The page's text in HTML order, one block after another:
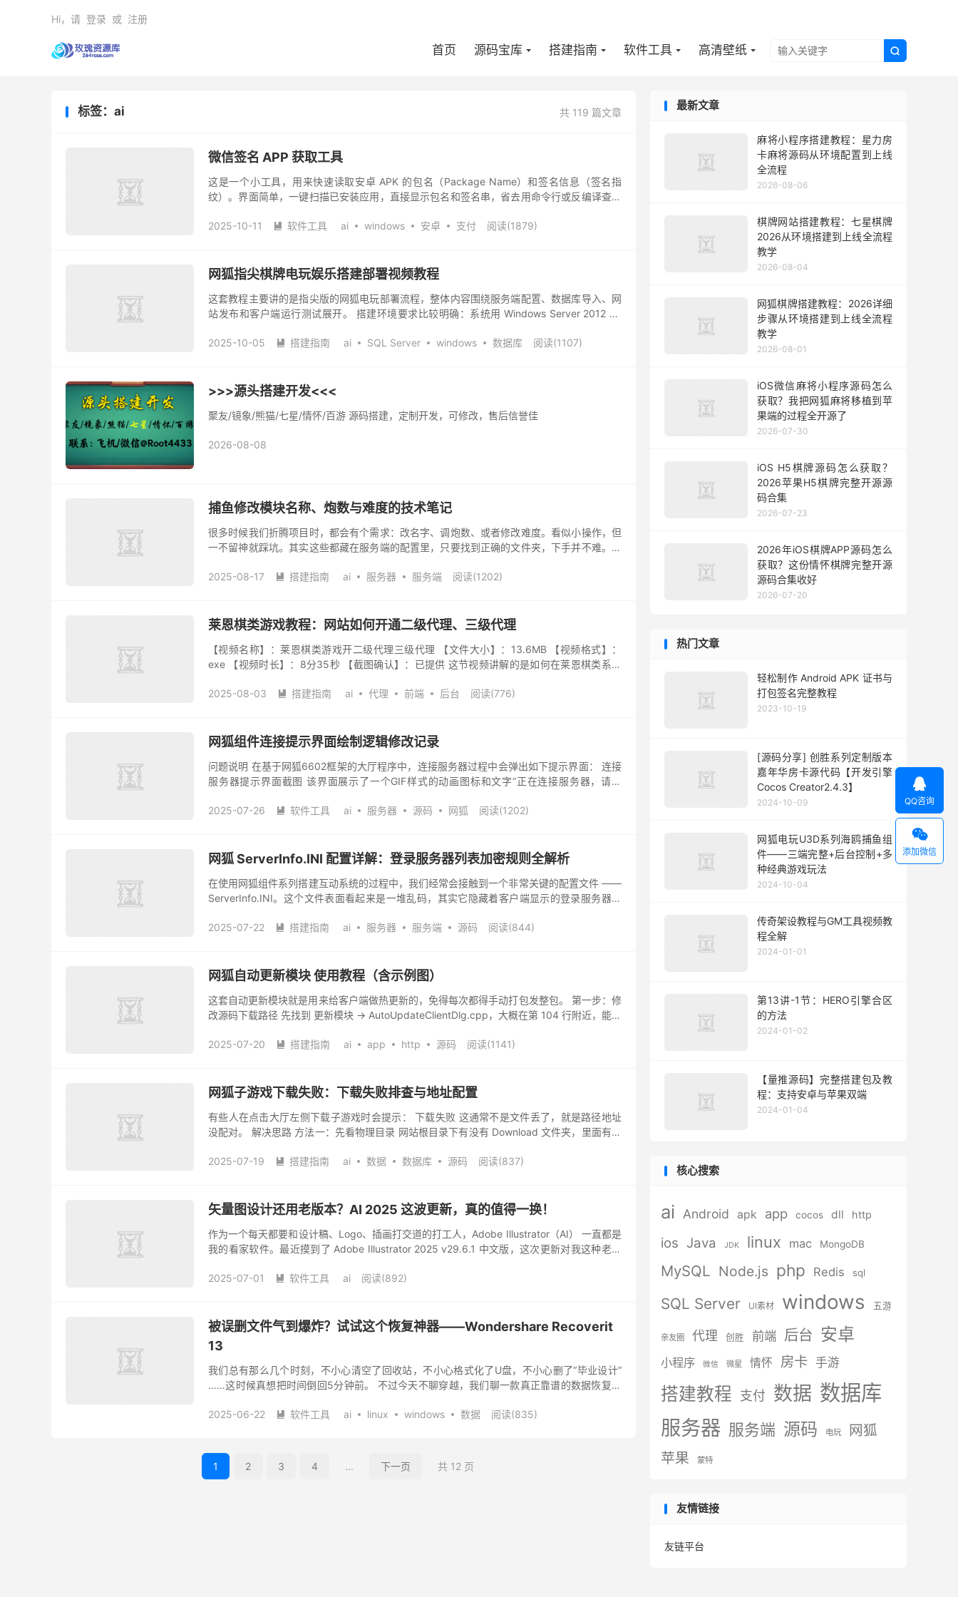

首页 源码宝库 搭建指南 软件工具 高清壁纸
Hi，请 登录 或 注册
共 119 篇文章
标签：ai
微信签名 APP 获取工具
这是一个小工具，用来快速读取安卓 APK 的包名（Package Name）和签名信息（签名指
纹）。界面简单，一键扫描已安装应用，直接显示包名和签名串，省去用命令行或反编译查找
2025-10-11
 软件工具 ai windows 安卓 支付 阅读(1879)
网狐指尖棋牌电玩娱乐搭建部署视频教程
这套教程主要讲的是指尖版的网狐电玩部署流程，整体内容围绕服务端配置、数据库导入、网
站发布和客户端运行测试展开。 搭建环境要求比较明确：系统用 Windows Server 2012 R2
2025-10-05
 搭建指南 ai SQL Server windows 数据库 阅读(1107)
>>>源头搭建开发<<<
聚友/镜象/熊猫/七星/情怀/百游 源码搭建，定制开发，可修改，售后信誉佳
2026-08-08
捕鱼修改模块名称、炮数与难度的技术笔记
很多时候我们折腾项目时，都会有个需求：改名字、调炮数、或者修改难度。看似小操作，但
一不留神就踩坑。其实这些都藏在服务端的配置里，只要找到正确的文件夹，下手并不难。下
2025-08-17
 搭建指南 ai 服务器 服务端 阅读(1202)
莱恩棋类游戏教程：网站如何开通二级代理、三级代理
【视频名称】：莱恩棋类游戏开二级代理三级代理 【文件大小】：13.6MB 【视频格式】：
exe 【视频时长】：8分35秒 【截图确认】：已提供 这节视频讲解的是如何在莱恩棋类系统
2025-08-03
 搭建指南 ai 代理 前端 后台 阅读(776)
网狐组件连接提示界面绘制逻辑修改记录
问题说明 在基于网狐6602框架的大厅程序中，连接服务器过程中会弹出如下提示界面： 连接
服务器提示界面截图 该界面展示了一个GIF样式的动画图标和文字“正在连接服务器，请稍
2025-07-26
 软件工具 ai 服务器 源码 网狐 阅读(1202)
网狐 ServerInfo.INI 配置详解：登录服务器列表加密规则全解析
在使用网狐组件系列搭建互动系统的过程中，我们经常会接触到一个非常关键的配置文件 ——
ServerInfo.INI。这个文件表面看起来是一堆乱码，其实它隐藏着客户端显示的登录服务器信
2025-07-22
 搭建指南 ai 服务器 服务端 源码 阅读(844)
网狐自动更新模块 使用教程（含示例图）
这套自动更新模块就是用来给客户端做热更新的，免得每次都得手动打包发整包。 第一步：修
改源码下载路径 先找到 更新模块 → AutoUpdateClientDlg.cpp，大概在第 104 行附近，能看
2025-07-20
 搭建指南 ai app http 源码 阅读(1141)
网狐子游戏下载失败：下载失败排查与地址配置
有些人在点击大厅左侧下载子游戏时会提示： 下载失败 这通常不是文件丢了，就是路径地址
没配对。 解决思路 方法一：先看物理目录 网站根目录下有没有 Download 文件夹，里面有没
2025-07-19
 搭建指南 ai 数据 数据库 源码 阅读(837)
矢量图设计还用老版本？AI 2025 这波更新，真的值得一换！
作为一个每天都要和设计稿、Logo、插画打交道的打工人，Adobe Illustrator（AI） 一直都是
我的看家软件。最近摸到了 Adobe Illustrator 2025 v29.6.1 中文版，这次更新对我这种老用
2025-07-01
 软件工具 ai 阅读(892)
被误删文件气到爆炸？试试这个恢复神器——Wondershare Recoverit
13
我们总有那么几个时刻，不小心清空了回收站，不小心格式化了U盘，不小心删了“毕业设计”
……这时候真想把时间倒回5分钟前。 不过今天不聊穿越，我们聊一款真正靠谱的数据恢复工
2025-06-22
 软件工具 ai linux windows 数据 阅读(835)
1 2 3 4 ... 下一页 共 12 页
最新文章
麻将小程序搭建教程：星力房
卡麻将源码从环境配置到上线
全流程
2026-08-06
棋牌网站搭建教程：七星棋牌
2026从环境搭建到上线全流程
教学
2026-08-04
网狐棋牌搭建教程：2026详细
步骤从环境搭建到上线全流程
教学
2026-08-01
iOS微信麻将小程序源码怎么
获取？我把网狐麻将移植到苹
果端的过程全开源了
2026-07-30
iOS H5棋牌源码怎么获取？
2026苹果H5棋牌完整开源源
码合集
2026-07-23
2026年iOS棋牌APP源码怎么
获取？这份情怀棋牌完整开源
源码合集收好
2026-07-20
热门文章
轻松制作 Android APK 证书与
打包签名完整教程
2023-10-19
[源码分享] 创胜系列定制版本
嘉年华房卡源代码【开发引擎
Cocos Creator2.4.3】
2024-10-09
网狐电玩U3D系列海鸥捕鱼组
件——三端完整+后台控制+多
种经典游戏玩法
2024-10-04
传奇架设教程与GM工具视频教
程全解
2024-01-01
第13讲-1节：HERO引擎合区
的方法
2024-01-02
【量推源码】完整搭建包及教
程：支持安卓与苹果双端
2024-01-04
核心搜索
ai Android apk app cocos dll http
ios Java JDK linux mac MongoDB
MySQL Node.js php Redis sql
SQL Server UI素材 windows 五游
亲友圈 代理 创胜 前端 后台 安卓
小程序 微信 微星 情怀 房卡 手游
搭建教程 支付 数据 数据库
服务器 服务端 源码 电玩
网狐
苹果
蒙特
友情链接
友链平台

QQ咨询

添加微信